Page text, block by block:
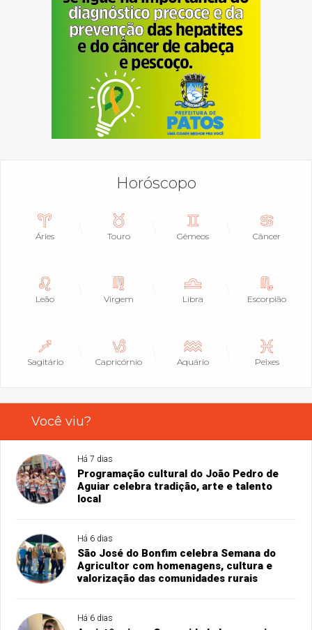
Horóscopo
Áries Touro Gêmeos Câncer
Leão Virgem Libra Escorpião
Sagitário Capricórnio Aquário Peixes
Você viu?
Há 7 dias
Programação cultural do João Pedro de
Aguiar celebra tradição, arte e talento
local
Há 6 dias
São José do Bonfim celebra Semana do
Agricultor com homenagens, cultura e
valorização das comunidades rurais
Há 6 dias